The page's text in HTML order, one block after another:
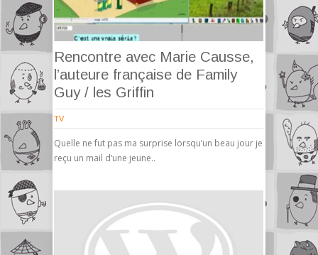
Rencontre avec Marie Causse,
l’auteure française de Family
Guy / les Griffin
TV
Quelle ne fut pas ma surprise lorsqu’un beau jour je
reçu un mail d’une jeune..